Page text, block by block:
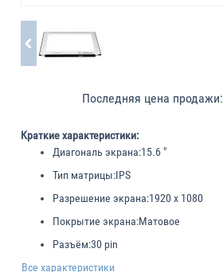
Последняя цена продажи:
Краткие характеристики:
Диагональ экрана:15.6 "
Тип матрицы:IPS
Разрешение экрана:1920 x 1080
Покрытие экрана:Матовое
Разъём:30 pin
Все характеристики